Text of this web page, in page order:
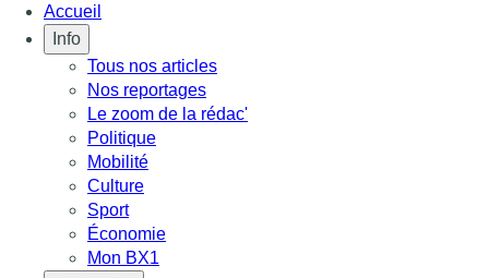
Accueil
Info
Tous nos articles
Nos reportages
Le zoom de la rédac'
Politique
Mobilité
Culture
Sport
Économie
Mon BX1